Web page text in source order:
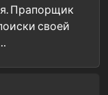
Прапорщик
своей